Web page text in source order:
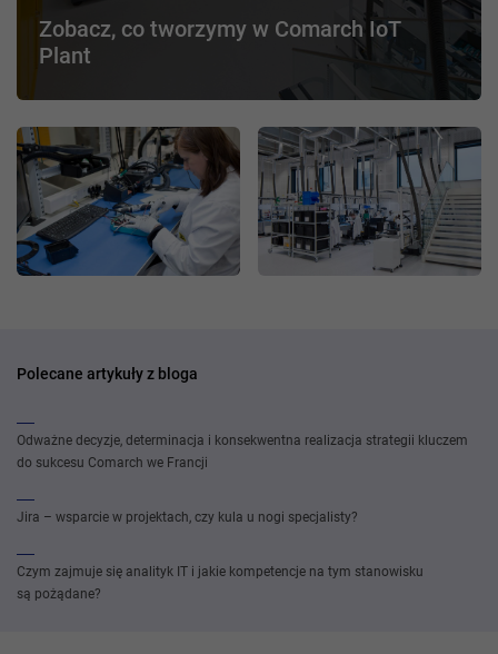
Zobacz, co tworzymy w Comarch IoT
Plant
Polecane artykuły z bloga
Odważne decyzje, determinacja i konsekwentna realizacja strategii kluczem
do sukcesu Comarch we Francji
Jira – wsparcie w projektach, czy kula u nogi specjalisty?
Czym zajmuje się analityk IT i jakie kompetencje na tym stanowisku
są pożądane?